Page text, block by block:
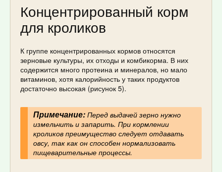
Концентрированный корм
для кроликов
К группе концентрированных кормов относятся
зерновые культуры, их отходы и комбикорма. В них
содержится много протеина и минералов, но мало
витаминов, хотя калорийность у таких продуктов
достаточно высокая (рисунок 5).
Примечание:Перед выдачей зерно нужно
измельчить и запарить. При кормлении
кроликов преимущество следует отдавать
овсу, так как он способен нормализовать
пищеварительные процессы.